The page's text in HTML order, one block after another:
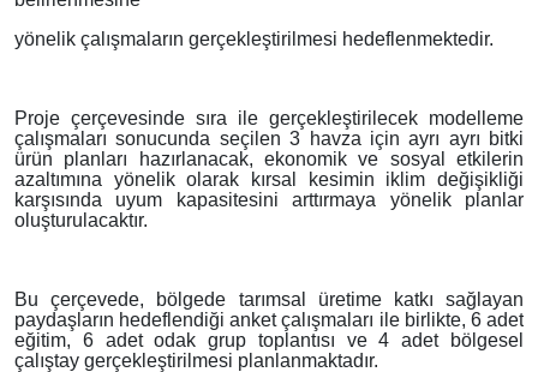
yönelik çalışmaların gerçekleştirilmesi hedeflenmektedir.
Proje çerçevesinde sıra ile gerçekleştirilecek modelleme
çalışmaları sonucunda seçilen 3 havza için ayrı ayrı bitki
ürün planları hazırlanacak, ekonomik ve sosyal etkilerin
azaltımına yönelik olarak kırsal kesimin iklim değişikliği
karşısında uyum kapasitesini arttırmaya yönelik planlar
oluşturulacaktır.
Bu çerçevede, bölgede tarımsal üretime katkı sağlayan
paydaşların hedeflendiği anket çalışmaları ile birlikte, 6 adet
eğitim, 6 adet odak grup toplantısı ve 4 adet bölgesel
çalıştay gerçekleştirilmesi planlanmaktadır.